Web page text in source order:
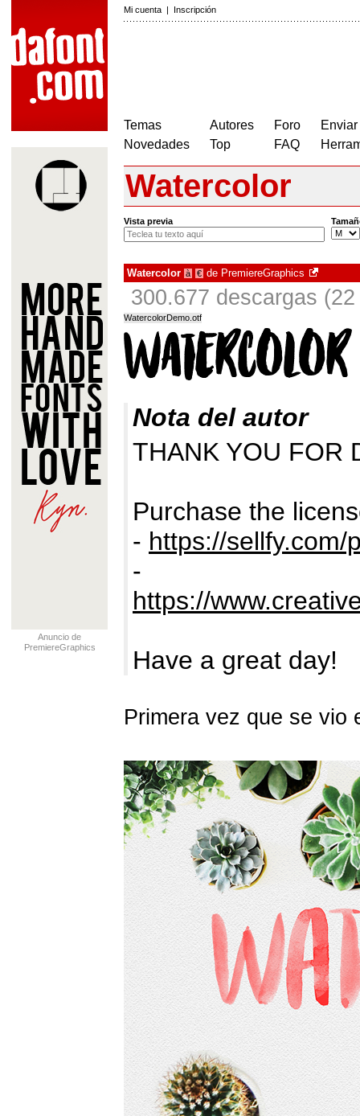
Mi cuenta | Inscripción
Temas
Novedades
Autores
Top
Foro
FAQ
Anuncio de
PremiereGraphics
Watercolor
Vista previa
Watercolor à € de PremiereGraphics
300.677 descargas
WatercolorDemo.otf
Nota del autor
THANK YOU FOR
Purchase the
- https://sellfy.com/
-
https://
Have a great day!
Primera vez que se vio